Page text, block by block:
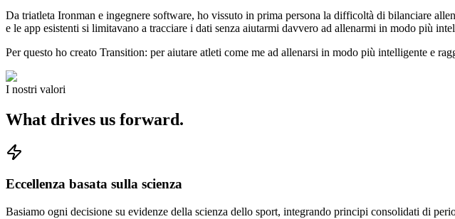
Da triatleta Ironman e ingegnere software, ho vissuto in prima persona la difficoltà di bilanciare
e le app esistenti si limitavano a tracciare i dati senza aiutarmi davvero ad allenarmi in modo più
Per questo ho creato Transition: per aiutare atleti come me ad allenarsi in modo più intelligente e
I nostri valori
What drives us forward.
Eccellenza basata sulla scienza
Basiamo ogni decisione su evidenze della scienza dello sport, integrando principi consolidati di